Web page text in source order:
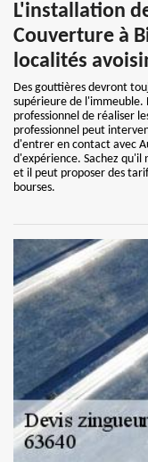
L'installation
Couverture à
localités
Des gouttières devront
supérieure de l'immeuble.
professionnel de réaliser
professionnel peut
d'entrer en contact avec
d'expérience. Sachez qu'il
et il peut proposer des
bourses.